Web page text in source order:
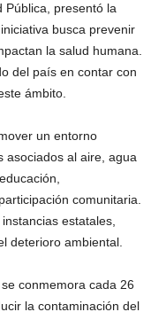
Pública, presentó la
busca prevenir
la salud humana.
del país en contar con
ámbito.
un entorno
asociados al aire, agua
comunitaria.
estatales,
deterioro ambiental.
conmemora cada 26
la contaminación del